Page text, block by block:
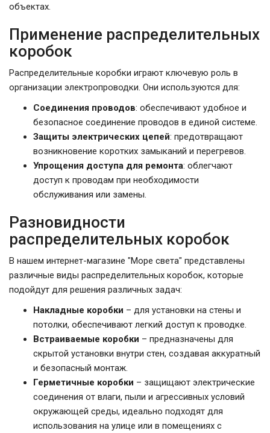
объектах.
Применение распределительных
коробок
Распределительные коробки играют ключевую роль в
организации электропроводки. Они используются для:
Соединения проводов: обеспечивают удобное и
безопасное соединение проводов в единой системе.
Защиты электрических цепей: предотвращают
возникновение коротких замыканий и перегревов.
Упрощения доступа для ремонта: облегчают
доступ к проводам при необходимости
обслуживания или замены.
Разновидности
распределительных коробок
В нашем интернет-магазине "Море света" представлены
различные виды распределительных коробок, которые
подойдут для решения различных задач:
Накладные коробки – для установки на стены и
потолки, обеспечивают легкий доступ к проводке.
Встраиваемые коробки – предназначены для
скрытой установки внутри стен, создавая аккуратный
и безопасный монтаж.
Герметичные коробки – защищают электрические
соединения от влаги, пыли и агрессивных условий
окружающей среды, идеально подходят для
использования на улице или в помещениях с